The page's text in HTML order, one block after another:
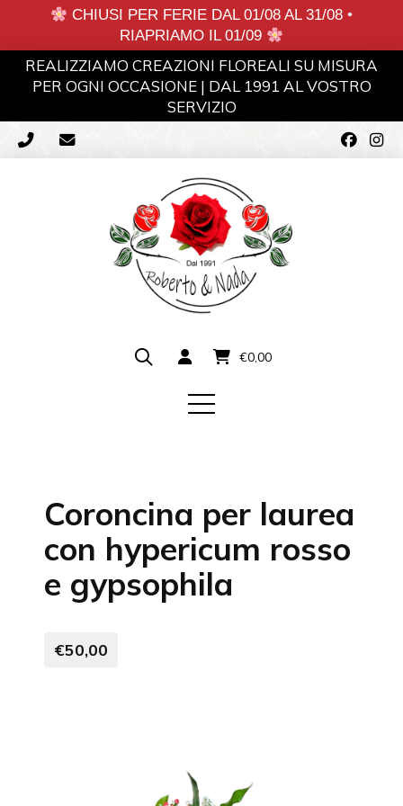
CHIUSI PER FERIE DAL 01/08 AL 31/08 •
RIAPRIAMO IL 01/09
REALIZZIAMO CREAZIONI FLOREALI SU MISURA
PER OGNI OCCASIONE | DAL 1991 AL VOSTRO
SERVIZIO
€0,00
Coroncina per laurea
con hypericum rosso
e gypsophila
€50,00